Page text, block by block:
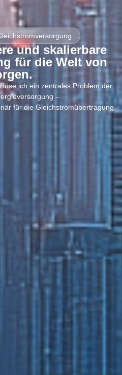
und skalierbare
für die Welt von
löse ich ein zentrales Problem der
–
für die Gleichstromübertragung.